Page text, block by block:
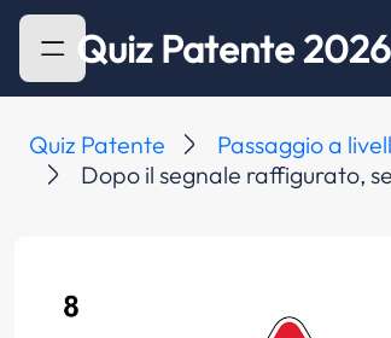
Quiz Patente 2026
Quiz Patente
Passaggio a
Dopo il segnale raffigurato,